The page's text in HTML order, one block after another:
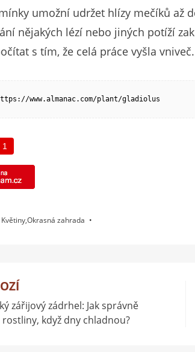
umožní udržet hlízy mečíků až
nějakých lézí nebo jiných potíží
s tím, že celá práce vyšla vniveč.
www.almanac.com/plant/gladiolus
Květiny,Okrasná zahrada
zářijový zádrhel: Jak správně
rostliny, když dny chladnou?